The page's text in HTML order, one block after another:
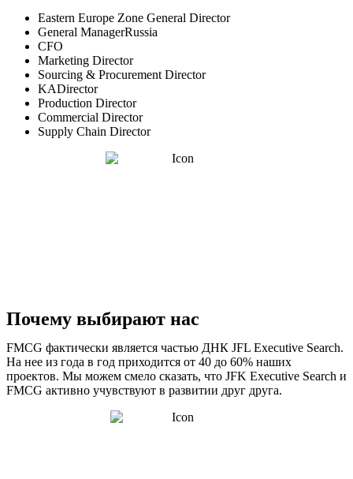
Eastern Europe Zone General Director
General ManagerRussia
CFO
Marketing Director
Sourcing & Procurement Director
KADirector
Production Director
Commercial Director
Supply Chain Director
Почему выбирают нас
FMCG фактически является частью ДНК JFL Executive Search.
На нее из года в год приходится от 40 до 60% наших
проектов. Мы можем смело сказать, что JFK Executive Search и
FMCG активно учувствуют в развитии друг друга.